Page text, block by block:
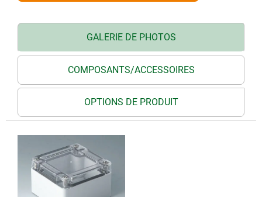
GALERIE DE PHOTOS
COMPOSANTS/ACCESSOIRES
OPTIONS DE PRODUIT